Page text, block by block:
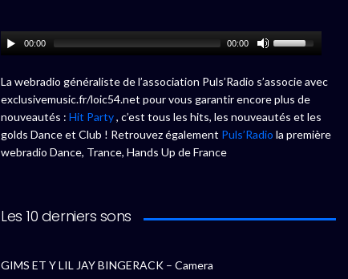
00:00 00:00
La webradio généraliste de l’association Puls’Radio s’associe avec
exclusivemusic.fr/loic54.net pour vous garantir encore plus de
nouveautés : Hit Party, c’est tous les hits, les nouveautés et les
golds Dance et Club ! Retrouvez également Puls’Radio la première
webradio Dance, Trance, Hands Up de France
Les 10 derniers sons
GIMS ET Y LIL JAY BINGERACK – Camera